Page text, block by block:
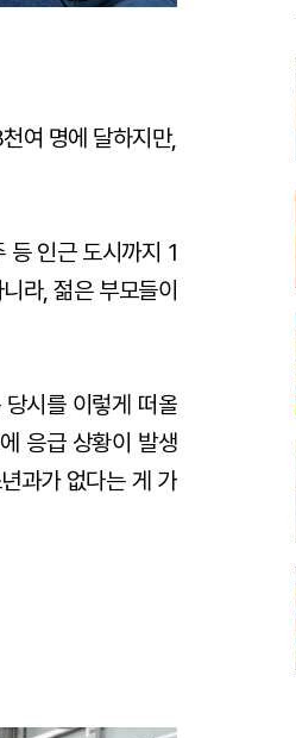
여 명에 달하지만,
등 인근 도시까지 1
라, 젊은 부모들이
시를 이렇게 떠올
응급 상황이 발생
과가 없다는 게 가